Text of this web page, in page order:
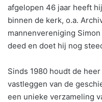
afgelopen 46 jaar heeft
binnen de kerk, o.a.
mannenvereniging
deed en doet hij nog
Sinds 1980 houdt de
vastleggen van de
een unieke verzameling